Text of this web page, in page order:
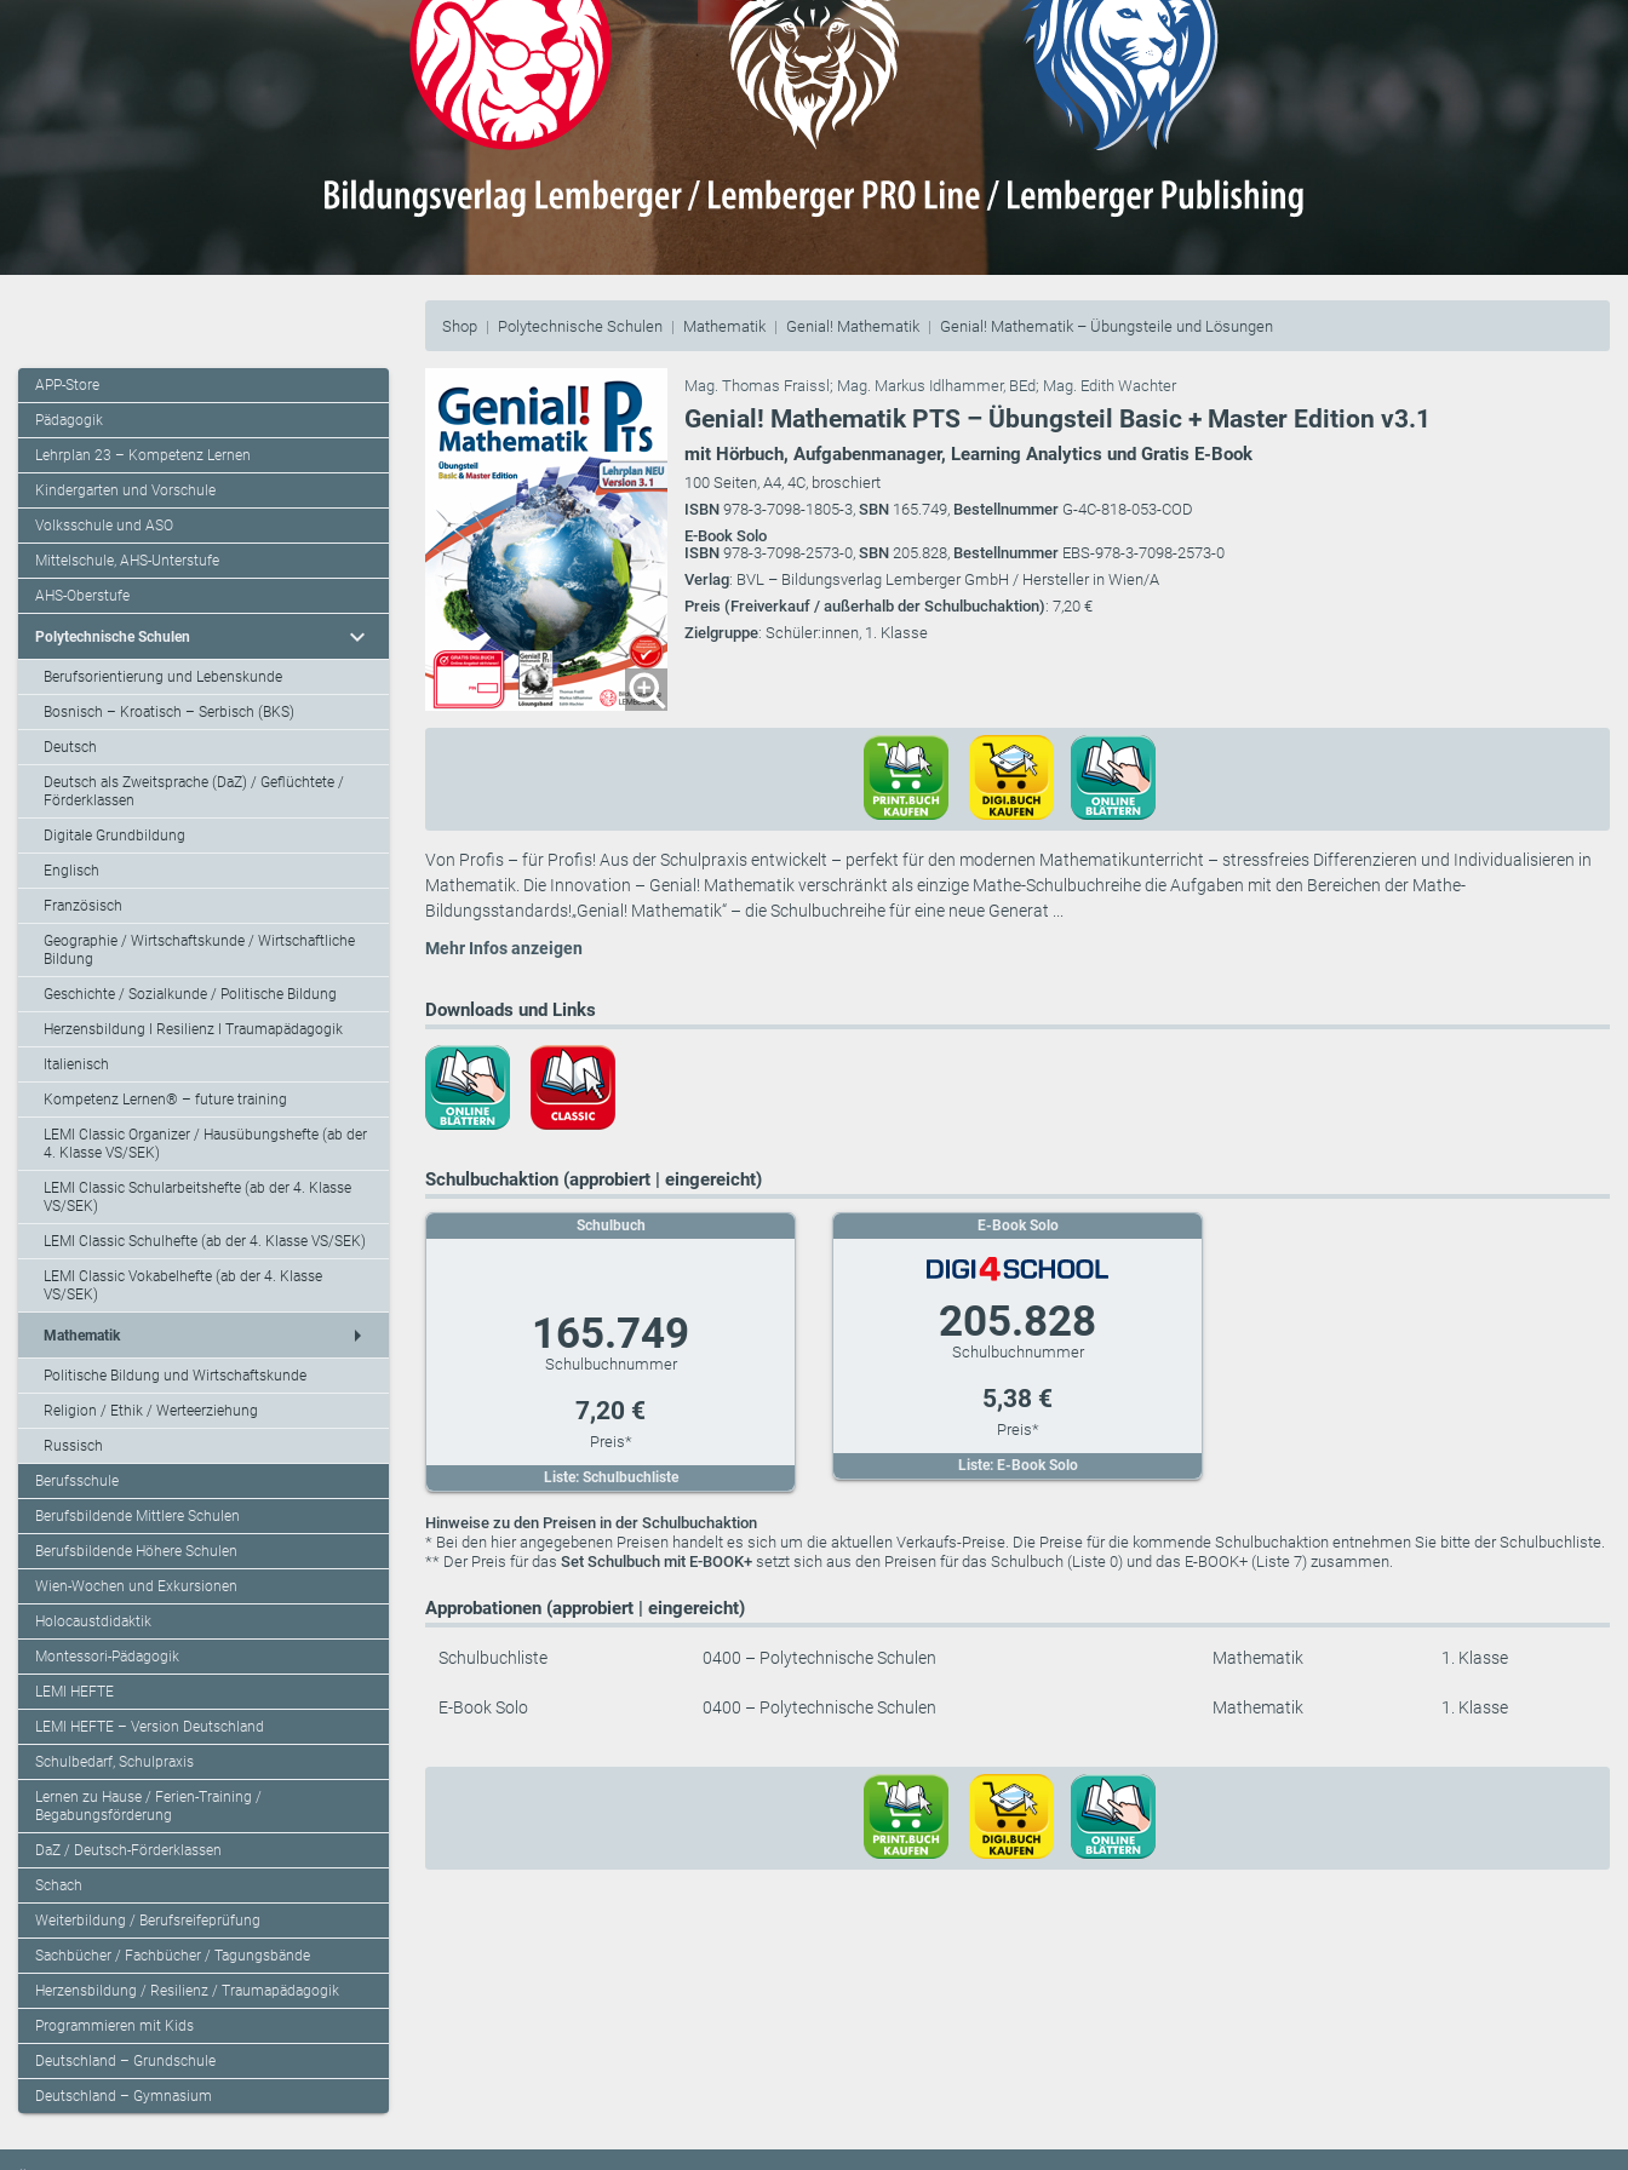
Shop Polytechnische Schulen Mathematik Genial! Mathematik Genial! Mathematik – Übungsteile und Lösungen
APP-Store
Pädagogik
Lehrplan 23 – Kompetenz Lernen
Kindergarten und Vorschule
Volksschule und ASO
Mittelschule, AHS-Unterstufe
AHS-Oberstufe
Polytechnische Schulen expand_more
Berufsorientierung und Lebenskunde
Bosnisch – Kroatisch – Serbisch (BKS)
Deutsch
Deutsch als Zweitsprache (DaZ) / Geflüchtete /
Förderklassen
Digitale Grundbildung
Englisch
Französisch
Geographie / Wirtschaftskunde / Wirtschaftliche
Bildung
Geschichte / Sozialkunde / Politische Bildung
Herzensbildung I Resilienz I Traumapädagogik
Italienisch
Kompetenz Lernen® – future training
LEMI Classic Organizer / Hausübungshefte (ab der
4. Klasse VS/SEK)
LEMI Classic Schularbeitshefte (ab der 4. Klasse
VS/SEK)
LEMI Classic Schulhefte (ab der 4. Klasse VS/SEK)
LEMI Classic Vokabelhefte (ab der 4. Klasse
VS/SEK)
Mathematik arrow_right
Politische Bildung und Wirtschaftskunde
Religion / Ethik / Werteerziehung
Russisch
Berufsschule
Berufsbildende Mittlere Schulen
Berufsbildende Höhere Schulen
Wien-Wochen und Exkursionen
Holocaustdidaktik
Montessori-Pädagogik
LEMI HEFTE
LEMI HEFTE – Version Deutschland
Schulbedarf, Schulpraxis
Lernen zu Hause / Ferien-Training /
Begabungsförderung
DaZ / Deutsch-Förderklassen
Schach
Weiterbildung / Berufsreifeprüfung
Sachbücher / Fachbücher / Tagungsbände
Herzensbildung / Resilienz / Traumapädagogik
Programmieren mit Kids
Deutschland – Grundschule
Deutschland – Gymnasium
Mag. Thomas Fraissl ; Mag. Markus Idlhammer, BEd; Mag. Edith Wachter
Genial! Mathematik PTS – Übungsteil Basic + Master Edition v3.1
mit Hörbuch, Aufgabenmanager, Learning Analytics und Gratis E-Book
100 Seiten, A4, 4C, broschiert
ISBN 978-3-7098-1805-3, SBN 165.749, Bestellnummer G-4C-818-053-COD
E-Book Solo
ISBN 978-3-7098-2573-0, SBN 205.828, Bestellnummer EBS-978-3-7098-2573-0
Verlag: BVL – Bildungsverlag Lemberger GmbH / Hersteller in Wien/A
Preis (Freiverkauf / außerhalb der Schulbuchaktion): 7,20 €
Zielgruppe: Schüler:innen, 1. Klasse
Von Profis – für Profis! Aus der Schulpraxis entwickelt – perfekt für den modernen Mathematikunterricht – stressfreies Differenzieren und Individualisieren in
Mathematik. Die Innovation – Genial! Mathematik verschränkt als einzige Mathe-Schulbuchreihe die Aufgaben mit den Bereichen der Mathe-
Bildungsstandards!„Genial! Mathematik“ – die Schulbuchreihe für eine neue Generat ...
Mehr Infos anzeigen
Downloads und Links
Schulbuchaktion (approbiert | eingereicht)
Liste: Schulbuchliste
Schulbuch
165.749
7,20 €
Liste: E-Book Solo
E-Book Solo
205.828
5,38 €
Hinweise zu den Preisen in der Schulbuchaktion
* Bei den hier angegebenen Preisen handelt es sich um die aktuellen Verkaufs-Preise. Die Preise für die kommende Schulbuchaktion entnehmen Sie bitte der Schulbuchliste.
** Der Preis für das Set Schulbuch mit E-BOOK+ setzt sich aus den Preisen für das Schulbuch (Liste 0) und das E-BOOK+ (Liste 7) zusammen.
Approbationen (approbiert | eingereicht)
Schulbuchliste 0400 – Polytechnische Schulen Mathematik 1. Klasse
E-Book Solo 0400 – Polytechnische Schulen Mathematik 1. Klasse